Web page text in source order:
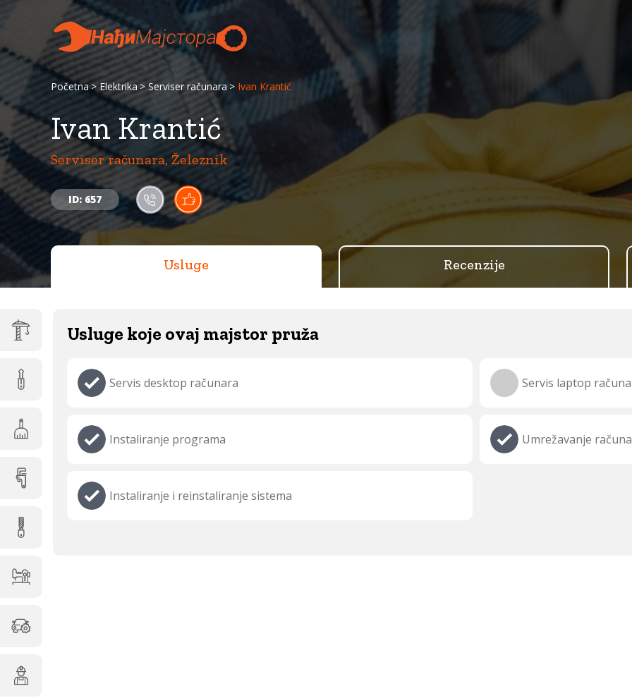
Početna Elektrika Serviser računara Ivan Krantić
Ivan Krantić
Serviser računara, Železnik
ID: 657
Usluge Recenzije
Usluge koje ovaj majstor pruža
Servis desktop računara Servis laptop
Instaliranje programa Umrežavanje
Instaliranje i reinstaliranje sistema